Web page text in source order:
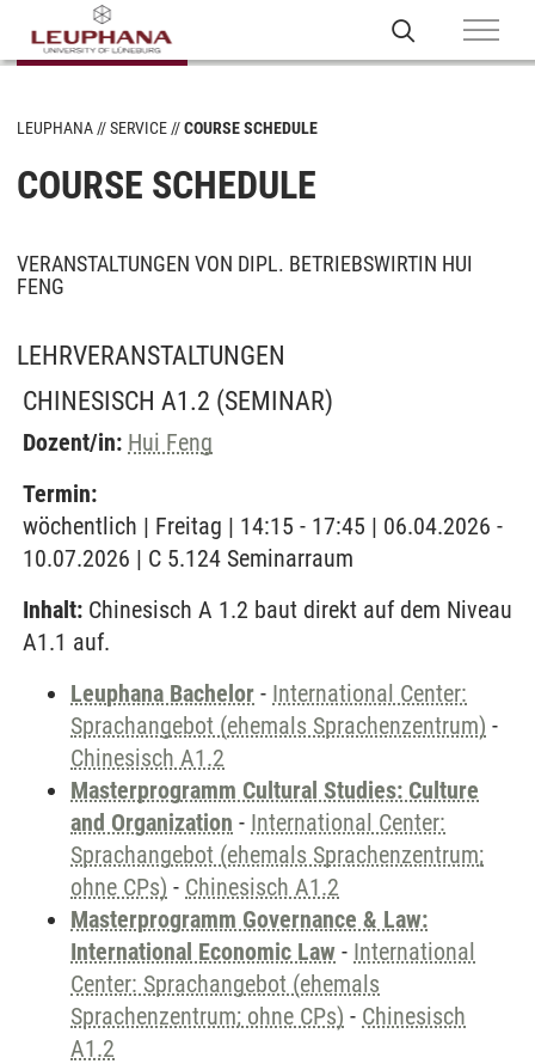
LEUPHANA SERVICE COURSE SCHEDULE
COURSE SCHEDULE
VERANSTALTUNGEN VON DIPL. BETRIEBSWIRTIN HUI
FENG
LEHRVERANSTALTUNGEN
CHINESISCH A1.2 (SEMINAR)
Dozent/in: Hui Feng
Termin:
wöchentlich | Freitag | 14:15 - 17:45 | 06.04.2026 -
10.07.2026 | C 5.124 Seminarraum
Inhalt: Chinesisch A 1.2 baut direkt auf dem Niveau
A1.1 auf.
Leuphana Bachelor - International Center:
Sprachangebot (ehemals Sprachenzentrum) -
Chinesisch A1.2
Masterprogramm Cultural Studies: Culture
and Organization - International Center:
Sprachangebot (ehemals Sprachenzentrum;
ohne CPs) - Chinesisch A1.2
Masterprogramm Governance & Law:
International Economic Law - International
Center: Sprachangebot (ehemals
Sprachenzentrum; ohne CPs) - Chinesisch
A1.2